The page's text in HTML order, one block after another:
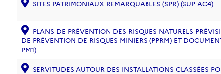
SITES PATRIMONIAUX REMARQUABLES (SPR) (SUP AC4)
PLANS DE PRÉVENTION DES RISQUES NATURELS
DE PRÉVENTION DE RISQUES MINIERS (PPRM) ET
PM1)
SERVITUDES AUTOUR DES INSTALLATIONS CLASSÉES